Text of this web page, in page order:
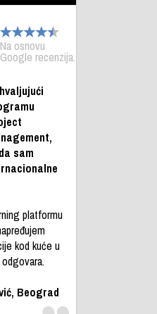
Na osnovu
Google recenzija.
sam
platformu
kod kuće u
Beograd